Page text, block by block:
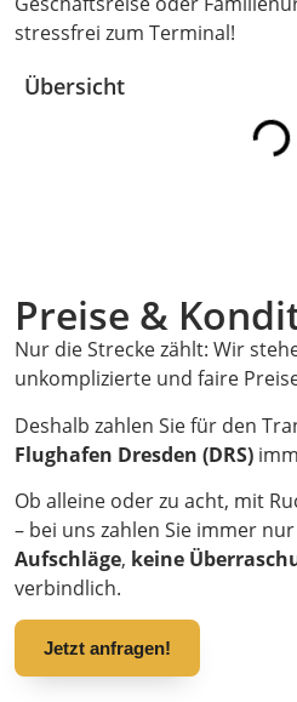
stressfrei zum Terminal!
Übersicht
Preise &
Nur die Strecke zählt: Wir
unkomplizierte und faire
Deshalb zahlen Sie für den
Flughafen Dresden (DRS)
Ob alleine oder zu acht, mit
– bei uns zahlen Sie immer
Aufschläge, keine
verbindlich.
Jetzt anfragen!